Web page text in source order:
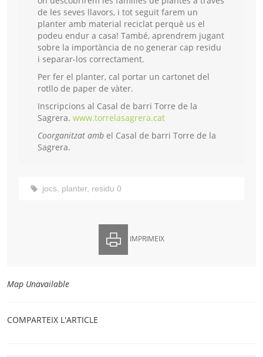
de les seves llavors, i tot seguit farem un
planter amb material reciclat perquè us el
podeu endur a casa! També, aprendrem jugant
sobre la importància de no generar cap residu
i separar-los correctament.
Per fer el planter, cal portar un cartonet del
rotllo de paper de vàter.
Inscripcions al Casal de barri Torre de la
Sagrera. www.torrelasagrera.cat
Coorganitzat amb el Casal de barri Torre de la
Sagrera.
jocs, planter, residu 0
IMPRIMEIX
Map Unavailable
COMPARTEIX L'ARTICLE